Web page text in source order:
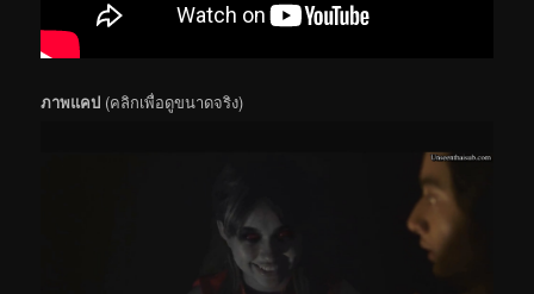
ภาพแคป (คลิกเพื่อดูขนาดจริง)